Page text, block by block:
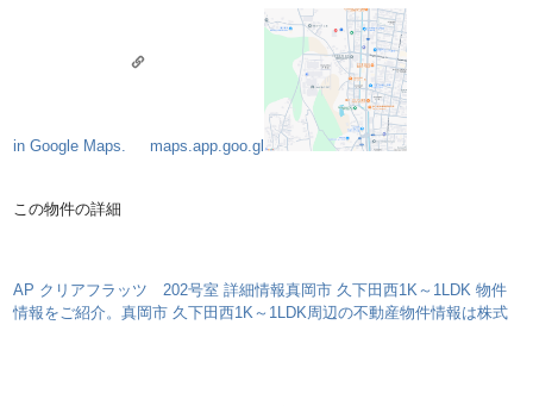
in Google Maps. maps.app.goo.gl
この物件の詳細
AP クリアフラッツ 202号室 詳細情報真岡市 久下田西1K～1LDK 物件
情報をご紹介。真岡市 久下田西1K～1LDK周辺の不動産物件情報は株式